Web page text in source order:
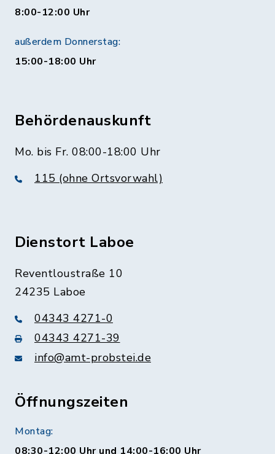
8:00-12:00 Uhr
außerdem Donnerstag:
15:00-18:00 Uhr
Behördenauskunft
Mo. bis Fr. 08:00-18:00 Uhr
115 (ohne Ortsvorwahl)
Dienstort Laboe
Reventloustraße 10
24235 Laboe
04343 4271-0
04343 4271-39
info@amt-probstei.de
Öffnungszeiten
Montag:
08:30-12:00 Uhr und 14:00-16:00 Uhr